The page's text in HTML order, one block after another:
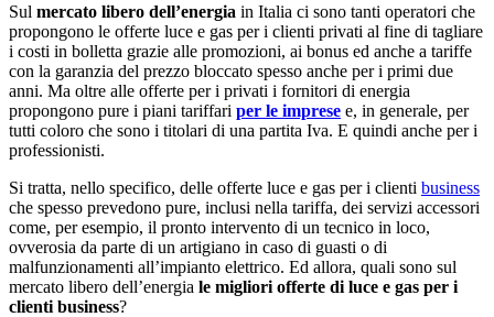
Sul mercato libero dell’energia in Italia ci sono tanti operatori che
propongono le offerte luce e gas per i clienti privati al fine di tagliare
i costi in bolletta grazie alle promozioni, ai bonus ed anche a tariffe
con la garanzia del prezzo bloccato spesso anche per i primi due
anni. Ma oltre alle offerte per i privati i fornitori di energia
propongono pure i piani tariffari per le imprese e, in generale, per
tutti coloro che sono i titolari di una partita Iva. E quindi anche per i
professionisti.
Si tratta, nello specifico, delle offerte luce e gas per i clienti business
che spesso prevedono pure, inclusi nella tariffa, dei servizi accessori
come, per esempio, il pronto intervento di un tecnico in loco,
ovverosia da parte di un artigiano in caso di guasti o di
malfunzionamenti all’impianto elettrico. Ed allora, quali sono sul
mercato libero dell’energia le migliori offerte di luce e gas per i
clienti business?